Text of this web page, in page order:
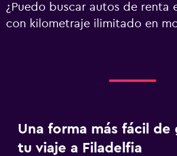
¿Puedo buscar autos de renta
con kilometraje ilimitado en
Una forma más fácil de
tu viaje a Filadelfia